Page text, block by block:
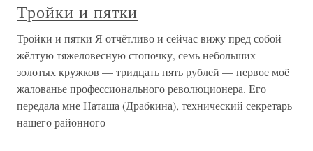
Тройки и пятки
Тройки и пятки Я отчётливо и сейчас вижу пред собой
жёлтую тяжеловесную стопочку, семь небольших
золотых кружков — тридцать пять рублей — первое моё
жалованье профессионального революционера. Его
передала мне Наташа (Драбкина), технический секретарь
нашего районного